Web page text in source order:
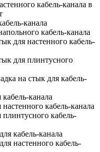
кабель-канала в
канала
кабель-канала
для настенного кабель-
для плинтусного
на стык для кабель-
канала
кабель-канала
кабель-
кабель-канала
настенного кабель-